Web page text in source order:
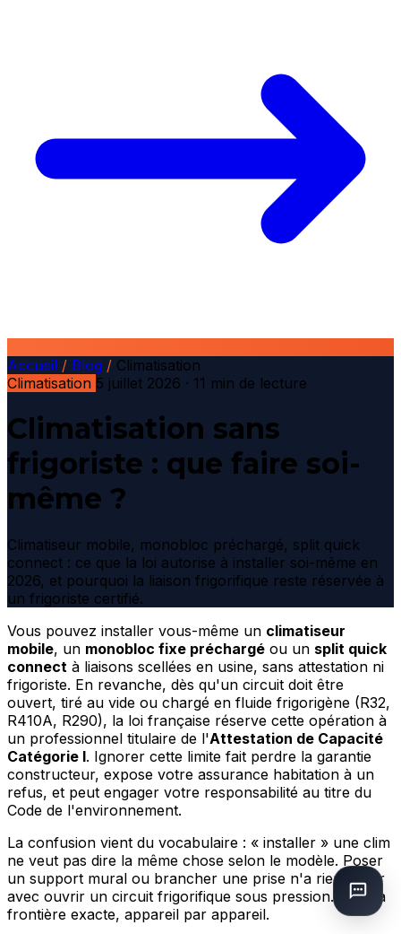
Accueil / Blog / Climatisation
Climatisation 5 juillet 2026 · 11 min de lecture
Climatisation sans
frigoriste : que faire soi-
même ?
Climatiseur mobile, monobloc préchargé, split quick
connect : ce que la loi autorise à installer soi-même en
2026, et pourquoi la liaison frigorifique reste réservée à
un frigoriste certifié.
Vous pouvez installer vous-même un climatiseur
mobile, un monobloc fixe préchargé ou un split quick
connect à liaisons scellées en usine, sans attestation ni
frigoriste. En revanche, dès qu'un circuit doit être
ouvert, tiré au vide ou chargé en fluide frigorigène (R32,
R410A, R290), la loi française réserve cette opération à
un professionnel titulaire de l'Attestation de Capacité
Catégorie I. Ignorer cette limite fait perdre la garantie
constructeur, expose votre assurance habitation à un
refus, et peut engager votre responsabilité au titre du
Code de l'environnement.
La confusion vient du vocabulaire : « installer » une clim
ne veut pas dire la même chose selon le modèle. Poser
un support mural ou brancher une prise n'a rien à voir
avec ouvrir un circuit frigorifique sous pression. Voici la
frontière exacte, appareil par appareil.